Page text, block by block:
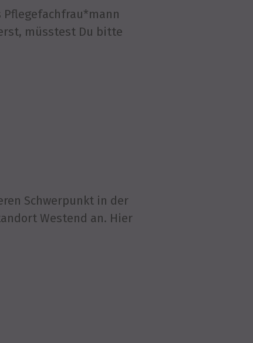
müsstest Du bitte
Schwerpunkt in der
Westend an. Hier